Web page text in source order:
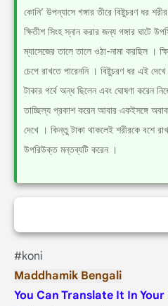
কোনি’ উপন্যাসে গঙ্গার তীরে বিষ্টুচরণ ধর
ক্ষিতীশ সিংহ স্নান করার জন্য গঙ্গার ঘাটে
ম্যাসেজের তালে তালে ওঠা-নামা করছিল ।
চেপে রাখতে পারেননি । বিষ্টুচরণ ধর এই
টাকার গর্বে অন্ধ ছিলেন এবং ঘোষণা করেন
তাচ্ছিল্য প্রকাশ করেন আবার একইসঙ্গে অবাক
দেখে । কিন্তু টাকা থাকলেই শরীরকে বশে
উপরিউক্ত মন্তব্যটি করেন ।
#koni
Maddhamik Bengali
You Can Translate It In